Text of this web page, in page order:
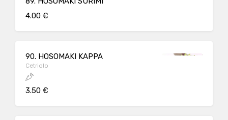
4.00 €
90. HOSOMAKI KAPPA
Cetriolo
3.50 €